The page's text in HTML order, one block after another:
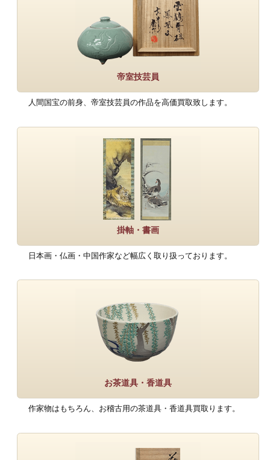
帝室技芸員
人間国宝の前身、帝室技芸員の作品を高価買取致します。
掛軸・書画
日本画・仏画・中国作家など幅広く取り扱っております。
お茶道具・香道具
作家物はもちろん、お稽古用の茶道具・香道具買取ります。